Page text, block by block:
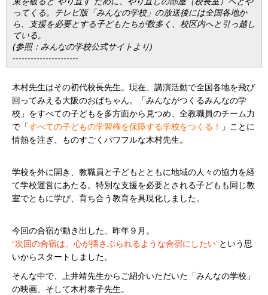
ってくる。テレビ版「みんなの学校」の放送後には全国各地か
ら、支援を必要とする子どもたちが数多く、校区内へと引っ越し
ている。
(参照：みんなの学校公式サイトより)
----------------------
木村先生はその初代校長先生。現在、講演活動で全国各地を飛び
回ってみえる大阪のおばちゃん。「みんながつくるみんなの学
校」をすべての子どもを多方面から見つめ、全教職員のチーム力
で「すべての子どもの学習権を保障する学校をつくる！ 」こ とに
情熱を注ぎ、ものすごくパワフルな木村先生。
学校を外に開き、教職員と子どもとともに地域の人々の協力を経
て学校運営にあたる。特別な支援を必要とされる子どもも同じ教
室でともに学び、育ち合う教育を具現化しました。
今回の合宿が動き出した、昨年９月。
“次回の合宿は、心が揺さぶられるような合宿にしたい”という思
いからスタートしました。
そんな中で、上井靖先生からご紹介いただいた「みんなの学校」
の映画、そして木村泰子先生。